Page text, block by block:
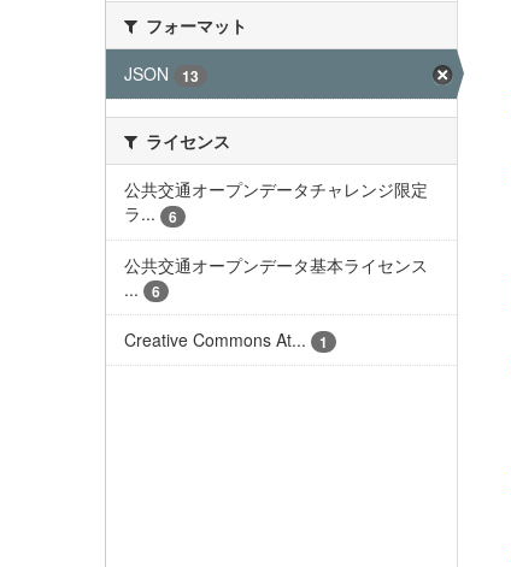
フォーマット
JSON
13
ライセンス
公共交通オープンデータチャレンジ限定
ラ...
6
公共交通オープンデータ基本ライセンス
...
6
Creative Commons At... 1